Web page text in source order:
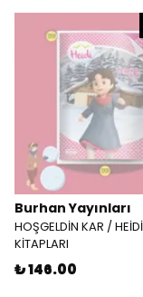
Burhan Yayınları
HOŞGELDİN KAR /
KİTAPLARI
₺ 146.00